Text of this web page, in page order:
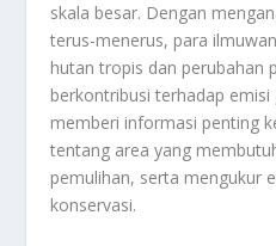
skala besar. Dengan
terus-menerus, para
hutan tropis dan perubahan
berkontribusi terhadap emisi
memberi informasi penting
tentang area yang
pemulihan, serta mengukur
konservasi.